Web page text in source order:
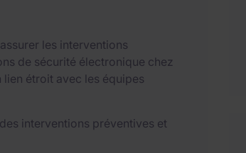
les interventions
de sécurité électronique chez
lien étroit avec les équipes
interventions préventives et